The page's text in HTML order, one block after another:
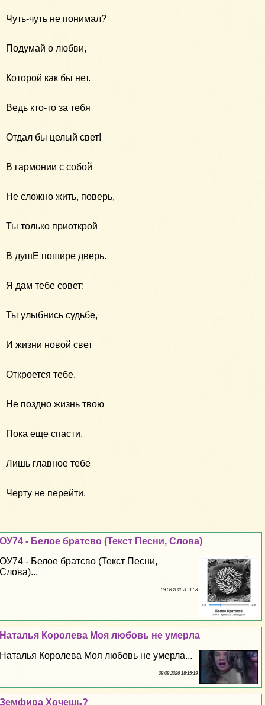
Чуть-чуть не понимал?
Подумай о любви,
Которой как бы нет.
Ведь кто-то за тебя
Отдал бы целый свет!
В гармонии с собой
Не сложно жить, поверь,
Ты только приоткрой
В душЕ пошире дверь.
Я дам тебе совет:
Ты улыбнись судьбе,
И жизни новой свет
Откроется тебе.
Не поздно жизнь твою
Пока еще спасти,
Лишь главное тебе
Черту не перейти.
ОУ74 - Белое братсво (Текст Песни, Слова)
ОУ74 - Белое братсво (Текст Песни,
Слова)...
09 08 2026 3:51:53
Наталья Королева Моя любовь не умерла
Наталья Королева Моя любовь не умерла...
08 08 2026 18:15:19
Земфира Хочешь?